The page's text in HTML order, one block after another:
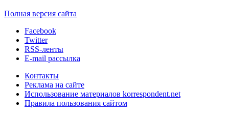
Полная версия сайта
Facebook
Twitter
RSS-ленты
E-mail рассылка
Контакты
Реклама на сайте
Использование материалов korrespondent.net
Правила пользования сайтом